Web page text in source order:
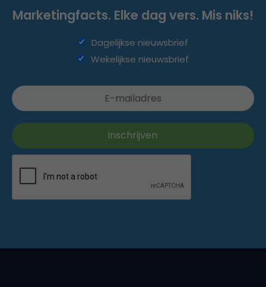
Marketingfacts. Elke dag vers. Mis niks!
Dagelijkse nieuwsbrief
Wekelijkse nieuwsbrief